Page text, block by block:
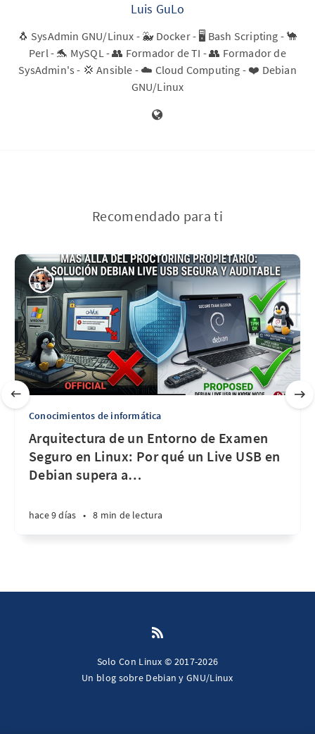
Luis GuLo
🐧 SysAdmin GNU/Linux - 🐳 Docker - 🖥️ Bash Scripting - 🐪
Perl - 🐬 MySQL - 👥 Formador de TI - 👥 Formador de
SysAdmin's - 💢 Ansible - ☁️ Cloud Computing - ❤️ Debian
GNU/Linux
Recomendado para ti
Conocimientos de informática
Arquitectura de un Entorno de Examen
Seguro en Linux: Por qué un Live USB en
Debian supera a…
hace 9 días • 8 min de lectura
Solo Con Linux © 2017-2026
Un blog sobre Debian y GNU/Linux